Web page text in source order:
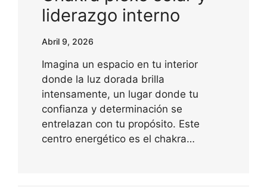
liderazgo interno
Abril 9, 2026
Imagina un espacio en tu interior
donde la luz dorada brilla
intensamente, un lugar donde tu
confianza y determinación se
entrelazan con tu propósito. Este
centro energético es el chakra…